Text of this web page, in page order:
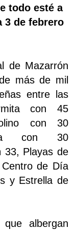
todo esté a
3 de febrero
de Mazarrón
más de mil
entre las
con 45
con 30
con 30
33, Playas de
de Día
y Estrella de
albergan